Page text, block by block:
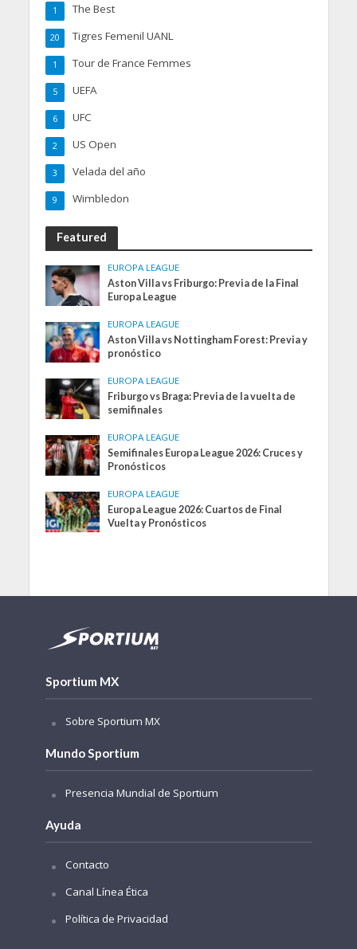
The Best
1
Tigres Femenil UANL
20
Tour de France Femmes
1
UEFA
5
UFC
6
US Open
2
Velada del año
3
Wimbledon
9
Featured
EUROPA LEAGUE
Aston Villa vs Friburgo: Previa de la Final
Europa League
EUROPA LEAGUE
Aston Villa vs Nottingham Forest: Previa y
pronóstico
EUROPA LEAGUE
Friburgo vs Braga: Previa de la vuelta de
semifinales
EUROPA LEAGUE
Semifinales Europa League 2026: Cruces y
Pronósticos
EUROPA LEAGUE
Europa League 2026: Cuartos de Final
Vuelta y Pronósticos
Sportium MX
Sobre Sportium MX
Mundo Sportium
Presencia Mundial de Sportium
Ayuda
Contacto
Canal Línea Ética
Política de Privacidad